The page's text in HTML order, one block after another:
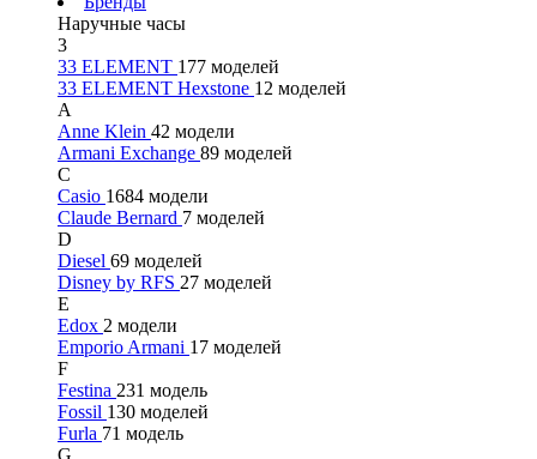
Наручные часы
3
33 ELEMENT 177 моделей
33 ELEMENT Hexstone 12 моделей
A
Anne Klein 42 модели
Armani Exchange 89 моделей
C
Casio 1684 модели
Claude Bernard 7 моделей
D
Diesel 69 моделей
Disney by RFS 27 моделей
E
Edox 2 модели
Emporio Armani 17 моделей
F
Festina 231 модель
Fossil 130 моделей
Furla 71 модель
G